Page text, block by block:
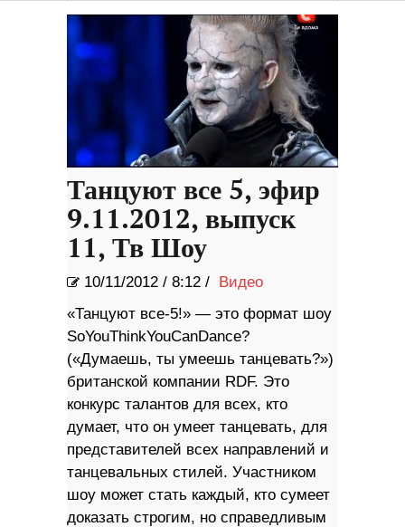
Танцуют все 5, эфир
9.11.2012, выпуск
11, Тв Шоу
10/11/2012 / 8:12 / Видео
«Танцуют все-5!» — это формат шоу
SoYouThinkYouCanDance?
(«Думаешь, ты умеешь танцевать?»)
британской компании RDF. Это
конкурс талантов для всех, кто
думает, что он умеет танцевать, для
представителей всех направлений и
танцевальных стилей. Участником
шоу может стать каждый, кто сумеет
доказать строгим, но справедливым